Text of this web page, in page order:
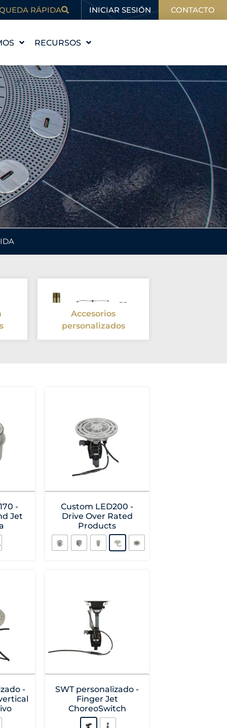
RÁPIDA INICIAR SESIÓN CONTACTO
RECURSOS
EDUCACIÓN
BLOG
EN LAS NOTICIAS
Accesorios
personalizados
-
Jet
Custom LED200 -
Drive Over Rated
Products
-
SWT personalizado -
Finger Jet
ChoreoSwitch